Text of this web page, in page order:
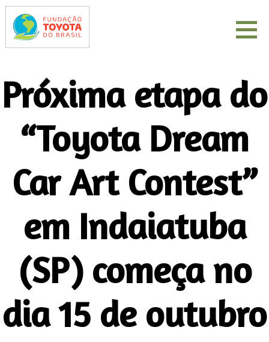
Próxima etapa do
“Toyota Dream
Car Art Contest”
em Indaiatuba
(SP) começa no
dia 15 de outubro